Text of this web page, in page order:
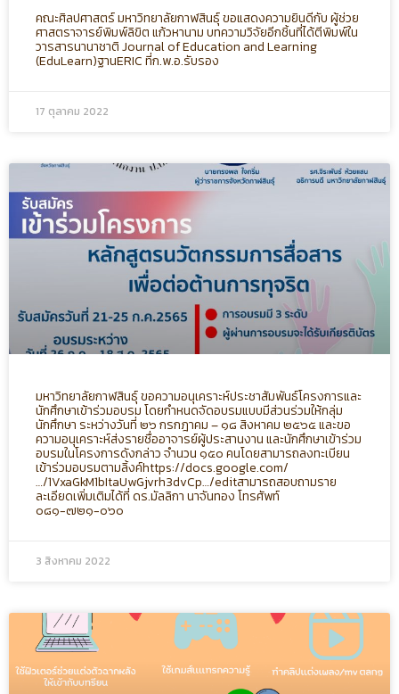
คณะศิลปศาสตร์ มหาวิทยาลัยกาฬสินธุ์ ขอแสดงความยินดีกับ ผู้ช่วย
ศาสตราจารย์พิมพ์ลิขิต แก้วหานาม บทความวิจัยอีกชิ้นที่ได้ตีพิมพ์ใน
วารสารนานาชาติ Journal of Education and Learning
(EduLearn)ฐานERIC ที่ก.พ.อ.รับรอง
17 ตุลาคม 2022
มหาวิทยาลัยกาฬสินธุ์ ขอความอนุเคราะห์ประชาสัมพันธ์โครงการและ
นักศึกษาเข้าร่วมอบรม โดยกำหนดจัดอบรมแบบมีส่วนร่วมให้กลุ่ม
นักศึกษา ระหว่างวันที่ ๒๖ กรกฎาคม – ๑๘ สิงหาคม ๒๕๖๕ และขอ
ความอนุเคราะห์ส่งรายชื่ออาจารย์ผู้ประสานงาน และนักศึกษาเข้าร่วม
อบรมในโครงการดังกล่าว จำนวน ๑๕๐ คนโดยสามารถลงทะเบียน
เข้าร่วมอบรมตามลิ้งค์https://docs.google.com/
…/1VxaGkM1bItaUwGjvrh3dvCp…/editสามารถสอบถามราย
ละเอียดเพิ่มเติมได้ที่ ดร.มัลลิกา นาจันทอง โทรศัพท์
๐๘๑-๗๒๑-๐๖๐
3 สิงหาคม 2022